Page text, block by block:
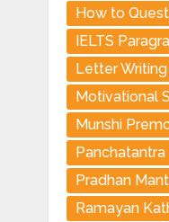
How to
IELTS
Letter Writing
Motivational
Munshi
Panchatantra
Pradhan
Ramayan